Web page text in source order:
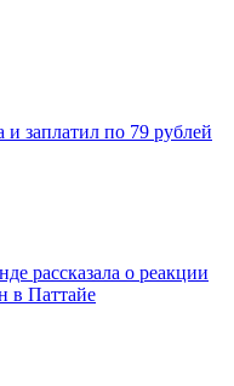
и заплатил по 79 рублей
рассказала о реакции
в Паттайе